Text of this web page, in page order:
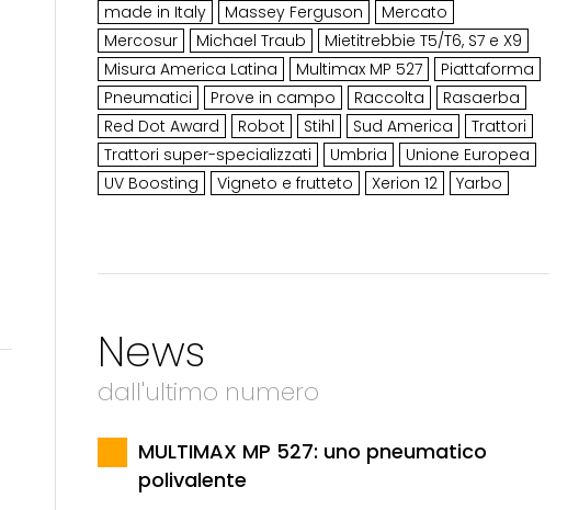
made in Italy
Massey Ferguson
Mercato
Mercosur
Michael Traub
Mietitrebbie T5/T6, S7 e X9
Misura America Latina
Multimax MP 527
Piattaforma
Pneumatici
Prove in campo Raccolta
Rasaerba
Red Dot Award
Robot Stihl Sud America
Trattori
Trattori super-specializzati
Umbria
Unione Europea
UV Boosting
Vigneto e frutteto Xerion 12 Yarbo
News
dall'ultimo numero
MULTIMAX MP 527: uno pneumatico
polivalente